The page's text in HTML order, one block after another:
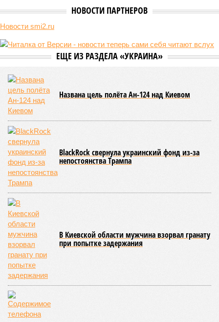
В нескольких станциях от уже сданного «Сказочного леса» пайщики ЖК
«Станция Л» продолжают ждать от компании Capital Group начала
уже получают ключи – в мае 2026 года были получены
заключение о соответствии проектной документации и
разрешение на ввод жилищного комплекса в эксплуатацию –
совсем недалеко, в паре станций метро южнее, на Люблинской
улице, картина, можно сказать, прямо противоположная.
ЖК «Светлый мир «Станция Л»: та же группа компаний-
банкрот Seven Suns Development, та же
схема достройки через Capital Group осенью 2024 года, но
за прошедшие два года результатов, по словам дольщиков,
практически не видно. Поинформациииз профильных
порталов, первую очередь ЖК строители обещают сдать к
декабрю 2026 г., вторую – к марту 2028-го. Но никто при
этом из кураторов стройки не задается вопросом: как эти
сроки должны материализоваться? На строительной
площадке, по свидетельствам дольщиков, регулярно
бывающих у забора, какая-либо техника отсутствует. Ни
бетононасосов, ни работающих кранов, ни признаков
мобилизации подрядчиков. При том, что до «декабря 2026»
осталось менее полугода.
Если в «Сказочном лесу» техзаказчик публично
отчитывался о поэтапной готовности – 90%, затем 97%, с